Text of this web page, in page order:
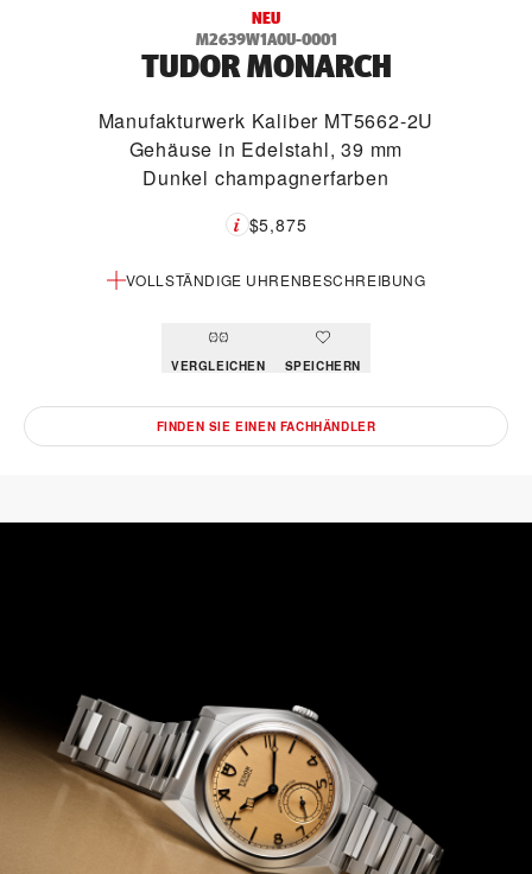
NEU
M2639W1A0U-0001
TUDOR MONARCH
Manufakturwerk Kaliber MT5662-2U
Gehäuse in Edelstahl, 39 mm
Dunkel champagnerfarben
VOLLSTÄNDIGE UHRENBESCHREIBUNG
$5,875
VERGLEICHEN SPEICHERN
FINDEN SIE EINEN FACHHÄNDLER